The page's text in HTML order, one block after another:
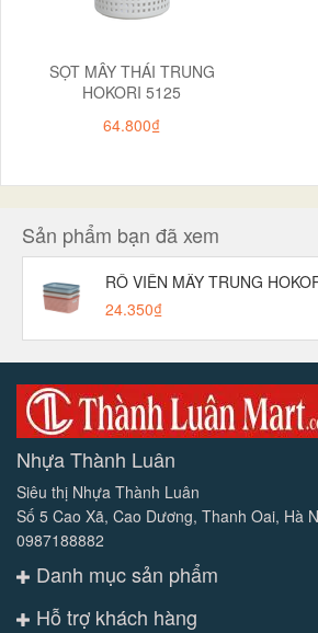
SỌT MÂY THÁI TRUNG
HOKORI 5125
64.800₫
Sản phẩm bạn đã xem
RỔ VIỀN MÂY TRUNG
24.350₫
Nhựa Thành Luân
Siêu thị Nhựa Thành Luân
Số 5 Cao Xã, Cao Dương, Thanh Oai, Hà
0987188882
Danh mục sản phẩm
Hỗ trợ khách hàng